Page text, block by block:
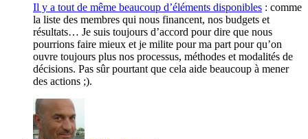
Il y a tout de même beaucoup d’éléments disponibles : comme
la liste des membres qui nous financent, nos budgets et
résultats… Je suis toujours d’accord pour dire que nous
pourrions faire mieux et je milite pour ma part pour qu’on
ouvre toujours plus nos processus, méthodes et modalités de
décisions. Pas sûr pourtant que cela aide beaucoup à mener
des actions ;).